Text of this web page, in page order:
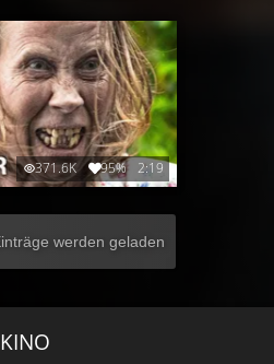
371.6K 95% 2:19
werden geladen